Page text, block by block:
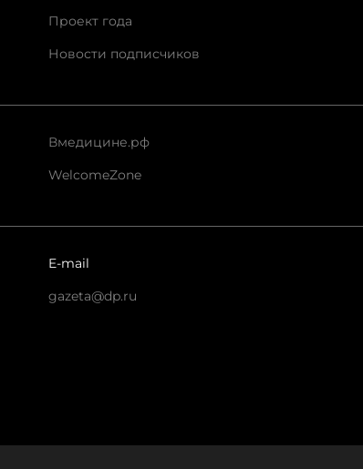
Проект года
Новости подписчиков
Вмедицине.рф
WelcomeZone
E-mail
gazeta@dp.ru